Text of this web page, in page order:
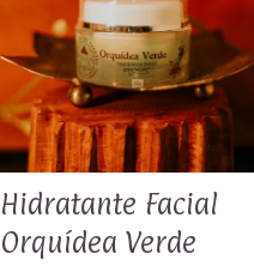
Hidratante Facial
Orquídea Verde